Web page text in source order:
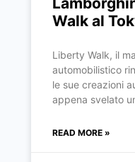
Walk al
Liberty Walk, il
automobilistico
le sue creazioni
appena svelato
READ MORE »